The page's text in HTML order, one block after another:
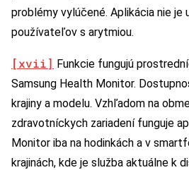
problémy vylúčené. Aplikácia nie je
používateľov s arytmiou.
[xvii] Funkcie fungujú
Samsung Health Monitor.
krajiny a modelu. Vzhľadom na
zdravotníckych zariadení funguje
Monitor iba na hodinkách a v
krajinách, kde je služba aktuálne k